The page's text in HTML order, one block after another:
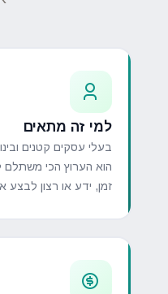
למי זה מתאים
בעלי עסקים קטנים
הוא הערוץ הכי
זמן, ידע או רצון לבצע